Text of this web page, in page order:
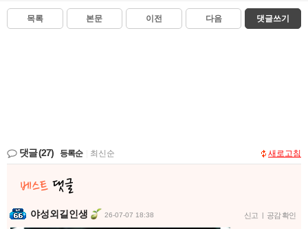
목록 본문 이전 다음 댓글쓰기
댓글(27) 등록순 최신순 새로고침
야성외길인생 26-07-07 18:38 신고 | 공감 확인